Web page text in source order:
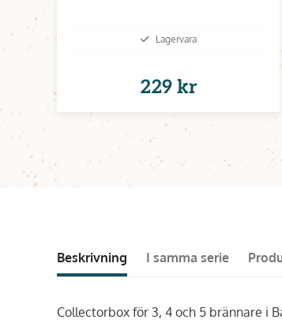
Lagervara
229 kr
Beskrivning I samma serie
Collectorbox för 3, 4 och 5 brännare i